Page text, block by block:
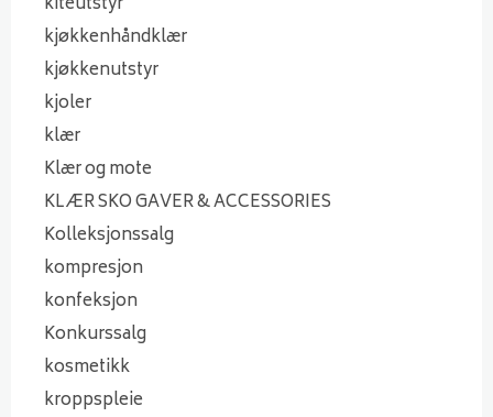
kjøkkenhåndklær
kjøkkenutstyr
kjoler
klær
Klær og mote
KLÆR SKO GAVER & ACCESSORIES
Kolleksjonssalg
kompresjon
konfeksjon
Konkurssalg
kosmetikk
kroppspleie